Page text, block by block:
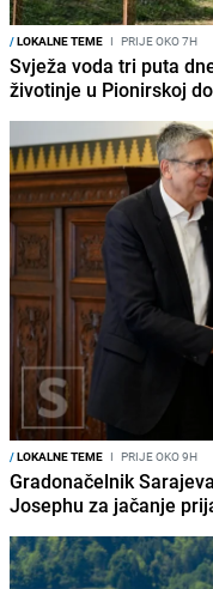
/LOKALNE TEME I PRIJE OKO 7H
Svježa voda tri puta
životinje u Pionirskoj
/LOKALNE TEME I PRIJE OKO 9H
Gradonačelnik
Josephu za jačanje